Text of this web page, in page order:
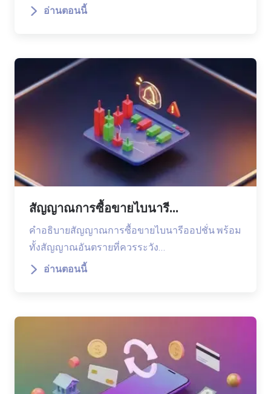
อ่านตอนนี้
สัญญาณการซื้อขายไบนารี...
คำอธิบายสัญญาณการซื้อขายไบนารีออปชั่น พร้อม
ทั้งสัญญาณอันตรายที่ควรระวัง…
อ่านตอนนี้